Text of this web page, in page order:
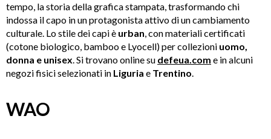
tempo, la storia della grafica stampata, trasformando chi
indossa il capo in un protagonista attivo di un cambiamento
culturale. Lo stile dei capi è urban, con materiali certificati
(cotone biologico, bamboo e Lyocell) per collezioni uomo,
donna e unisex. Si trovano online su defeua.com e in alcuni
negozi fisici selezionati in Liguria e Trentino.
WAO